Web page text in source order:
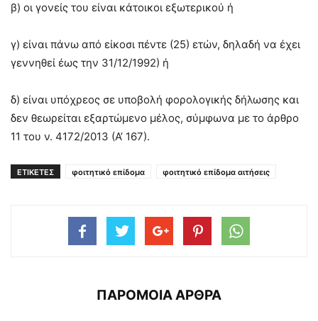
β) οι γονείς του είναι κάτοικοι εξωτερικού ή
γ) είναι πάνω από είκοσι πέντε (25) ετών, δηλαδή να έχει
γεννηθεί έως την 31/12/1992) ή
δ) είναι υπόχρεος σε υποβολή φορολογικής δήλωσης και
δεν θεωρείται εξαρτώμενο μέλος, σύμφωνα με το άρθρο
11 του ν. 4172/2013 (Α’ 167).
ΕΤΙΚΕΤΕΣ φοιτητικό επίδομα φοιτητικό επίδομα αιτήσεις
ΠΑΡΟΜΟΙΑ ΑΡΘΡΑ